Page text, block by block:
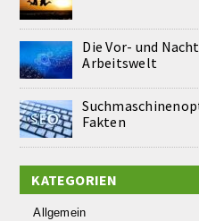
Die Vor- und
Arbeitswelt
Fakten
KATEGORIEN
Allgemein